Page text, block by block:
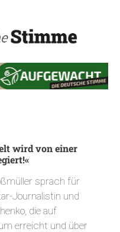
wird von einer
sprach für
Journalistin und
die auf
erreicht und über